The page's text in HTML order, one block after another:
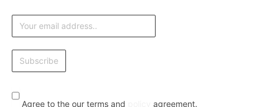
Agree to the our terms and agreement.